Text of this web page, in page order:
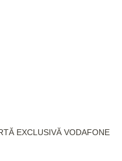
EXCLUSIVĂ VODAFONE